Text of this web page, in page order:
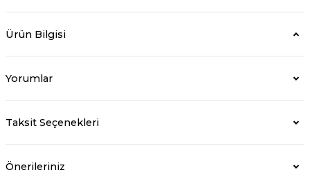
Ürün Bilgisi
Yorumlar
Taksit Seçenekleri
Önerileriniz